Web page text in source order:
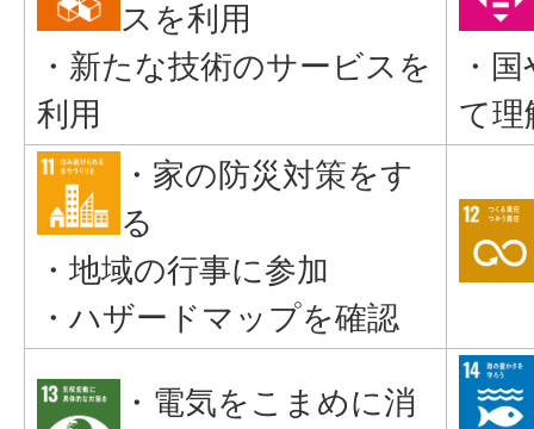
スを利用
・新たな技術のサービスを
利用
・
て理
・家の防災対策をす
る
・地域の行事に参加
・ハザードマップを確認
・電気をこまめに消